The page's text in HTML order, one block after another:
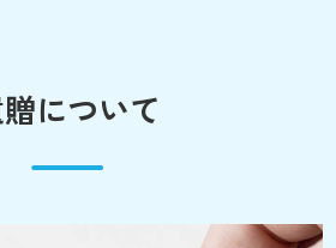
について